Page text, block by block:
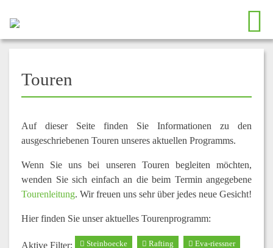
Touren
Auf dieser Seite finden Sie Informationen zu den
ausgeschriebenen Touren unseres aktuellen Programms.
Wenn Sie uns bei unseren Touren begleiten möchten,
wenden Sie sich einfach an die beim Termin angegebene
Tourenleitung. Wir freuen uns sehr über jedes neue Gesicht!
Hier finden Sie unser aktuelles Tourenprogramm:
Aktive Filter: Steinboecke Rafting Eva-riessner